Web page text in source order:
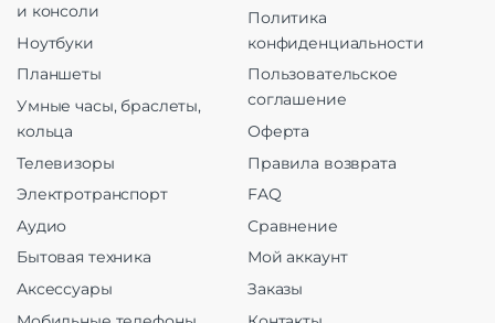
и консоли
Ноутбуки
Планшеты
Умные часы, браслеты,
кольца
Телевизоры
Электротранспорт
Аудио
Бытовая техника
Аксессуары
Политика
конфиденциальности
Пользовательское
соглашение
Оферта
Правила возврата
FAQ
Сравнение
Мой аккаунт
Заказы